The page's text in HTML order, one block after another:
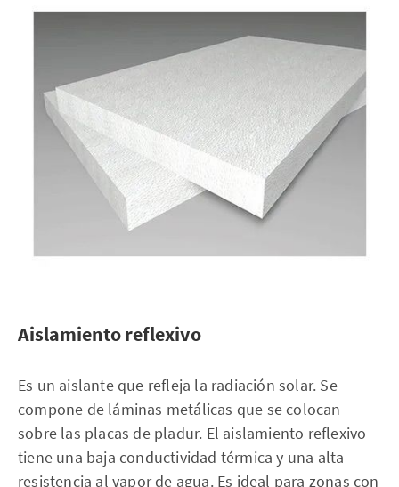
Aislamiento reflexivo
Es un aislante que refleja la radiación solar. Se
compone de láminas metálicas que se colocan
sobre las placas de pladur. El aislamiento reflexivo
tiene una baja conductividad térmica y una alta
resistencia al vapor de agua. Es ideal para zonas con